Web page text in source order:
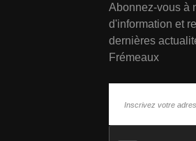
Abonnez-vous à
d'information et
dernières
Frémeaux